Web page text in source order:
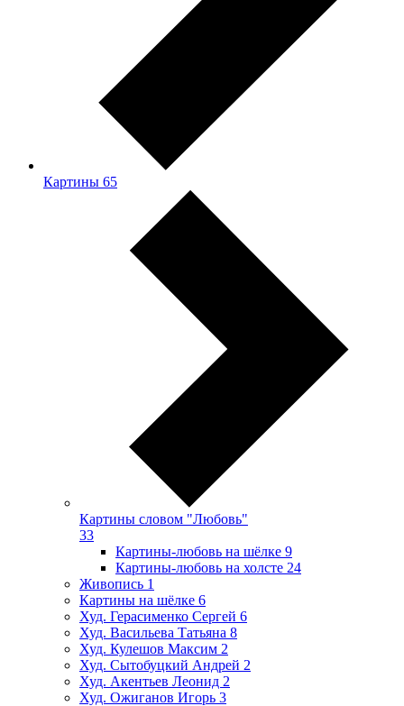
Картины 65
Картины словом "Любовь"
33
Картины-любовь на шёлке 9
Картины-любовь на холсте 24
Живопись 1
Картины на шёлке 6
Худ. Герасименко Сергей 6
Худ. Васильева Татьяна 8
Худ. Кулешов Максим 2
Худ. Сытобуцкий Андрей 2
Худ. Акентьев Леонид 2
Худ. Ожиганов Игорь 3